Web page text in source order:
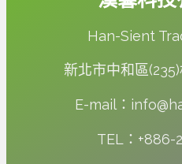
Han-Sient
新北市中和區
E-mail：
TEL：+886-